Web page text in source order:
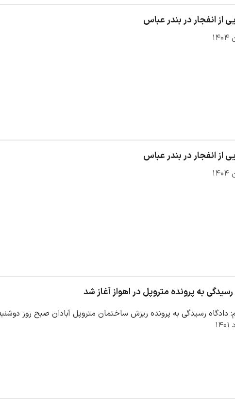
از انفجار در بندر عباس
از انفجار در بندر عباس
رسیدگی به پرونده متروپل در اهواز آغاز شد
دادگاه رسیدگی به پرونده ریزش ساختمان متروپل آبادان صبح روز